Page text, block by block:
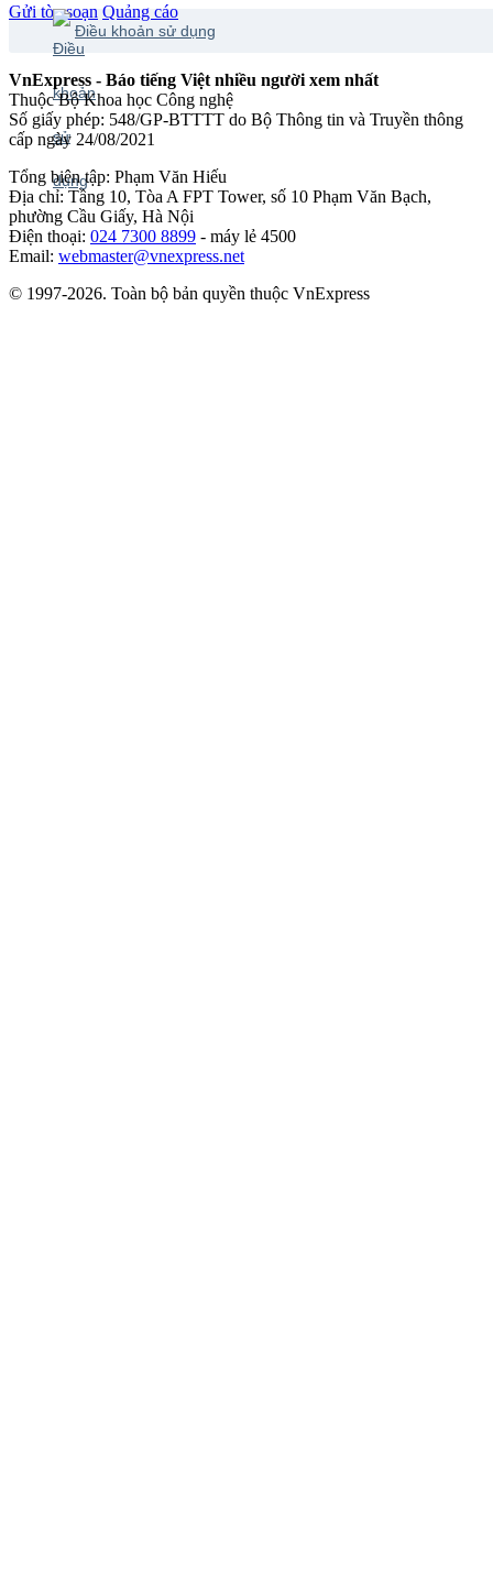
Gửi tòa soạn Quảng cáo
Điều khoản sử dụng
VnExpress - Báo tiếng Việt nhiều người xem nhất
Thuộc Bộ Khoa học Công nghệ
Số giấy phép: 548/GP-BTTTT do Bộ Thông tin và Truyền thông
cấp ngày 24/08/2021
Tổng biên tập: Phạm Văn Hiếu
Địa chỉ: Tầng 10, Tòa A FPT Tower, số 10 Phạm Văn Bạch,
phường Cầu Giấy, Hà Nội
Điện thoại: 024 7300 8899 - máy lẻ 4500
Email: webmaster@vnexpress.net
© 1997-2026. Toàn bộ bản quyền thuộc VnExpress